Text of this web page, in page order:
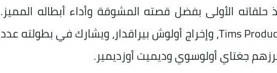
حلقاته الأولى بفضل قصته المشوقة وأداء أبطاله المميز.
وهو من إنتاج شركة Tims Productions، وإخراج أولوش بيراقدار، ويشارك في بطولته عدد
جغتاي أولوسوي وديميت أوزديمير.